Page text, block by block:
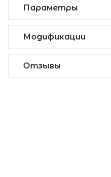
Параметры
Модификации
Отзывы